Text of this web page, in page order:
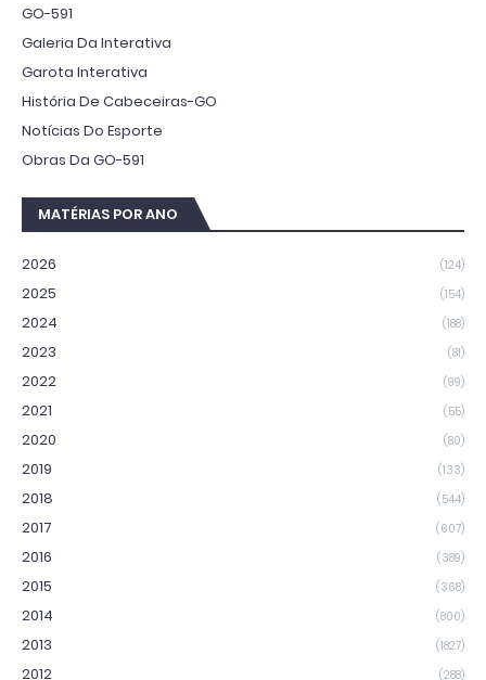
GO-591
Galeria Da Interativa
Garota Interativa
História De Cabeceiras-GO
Notícias Do Esporte
Obras Da GO-591
MATÉRIAS POR ANO
2026 (124)
2025 (154)
2024 (188)
2023 (81)
2022 (99)
2021 (55)
2020 (80)
2019 (133)
2018 (544)
2017 (607)
2016 (389)
2015 (368)
2014 (800)
2013 (1827)
2012 (288)